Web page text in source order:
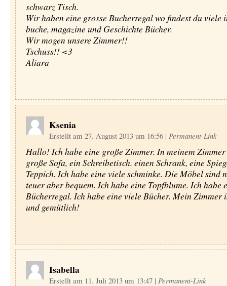
schwarz Tisch.
Wir haben eine grosse Bucherregal wo findest du viele
buche, magazine und Geschichte Bücher.
Wir mogen unsere Zimmer!!
Tschuss!! <3
Aliara
Ksenia
Erstellt am 27. August 2013 um 16:56 | Permanent-Link
Hallo! Ich habe eine große Zimmer. In meinem
große Sofa, ein Schreibetisch. einen Schrank, eine
Teppich. Ich habe eine viele schminke. Die Möbel sind
teuer aber bequem. Ich habe eine Topfblume. Ich habe
Bücherregal. Ich habe eine viele Bücher. Mein Zimmer
und gemütlich!
Isabella
Erstellt am 11. Juli 2013 um 13:47 | Permanent-Link